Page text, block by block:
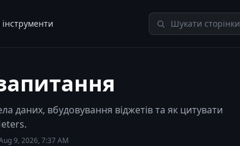
Пошук у TheAIMeters
даних, вбудовування віджетів та як цитувати
9, 2026, 7:37 AM